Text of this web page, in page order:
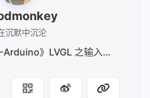
沉默中沉沦
《ESP32-Arduino》LVGL 之输入设备详解及实例